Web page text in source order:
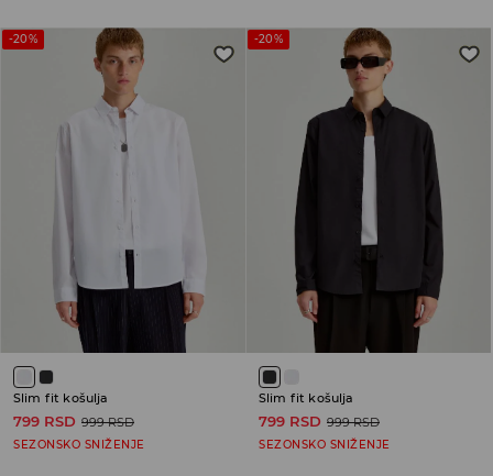
-20%
Slim fit košulja
799 RSD 999 RSD
SEZONSKO SNIŽENJE
-20%
Slim fit košulja
799 RSD 999 RSD
SEZONSKO SNIŽENJE